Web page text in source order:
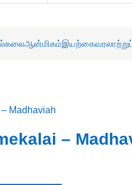
கலைஆன்மிகம்இயற்கை
Madhaviah
–